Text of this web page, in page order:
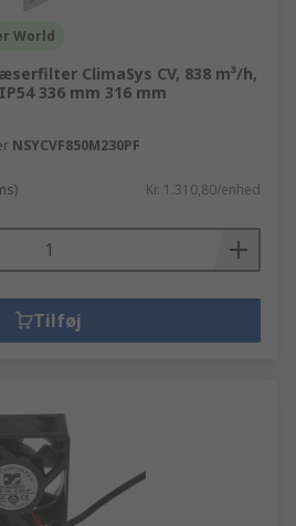
World
ClimaSys CV, 838 m³/h,
336 mm 316 mm
NSYCVF850M230PF
Kr. 1.310,80/enhed
Tilføj